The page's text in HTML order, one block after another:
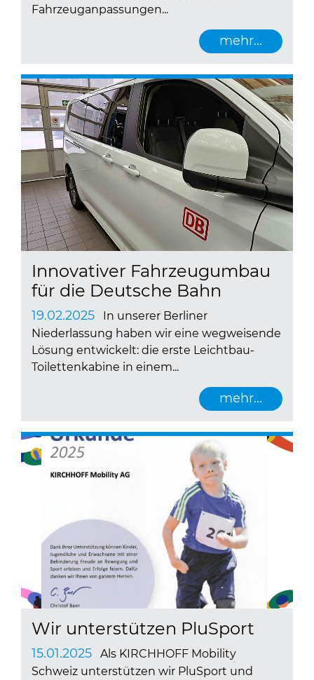
Fahrzeuganpassungen...
mehr...
Innovativer Fahrzeugumbau
für die Deutsche Bahn
19.02.2025
In unserer Berliner
Niederlassung haben wir eine wegweisende
Lösung entwickelt: die erste Leichtbau-
Toilettenkabine in einem...
mehr...
Wir unterstützen PluSport
15.01.2025
Als KIRCHHOFF Mobility
Schweiz unterstützen wir PluSport und